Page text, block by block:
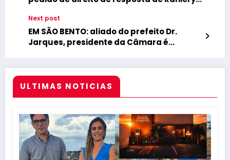
Serafim e o Portal Newspb
Next post
EM SÃO BENTO: aliado do prefeito Dr.
Jarques, presidente da Câmara é
ULTIMAS NOTICIAS